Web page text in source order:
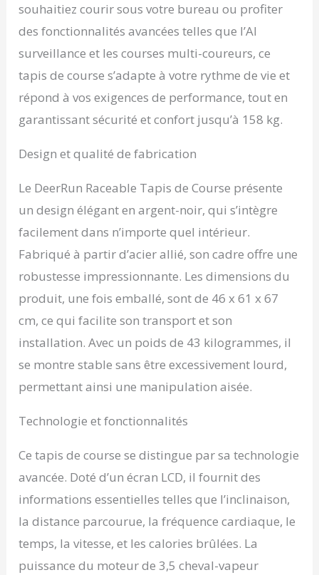
souhaitiez courir sous votre bureau ou profiter
des fonctionnalités avancées telles que l’AI
surveillance et les courses multi-coureurs, ce
tapis de course s’adapte à votre rythme de vie et
répond à vos exigences de performance, tout en
garantissant sécurité et confort jusqu’à 158 kg.
Design et qualité de fabrication
Le DeerRun Raceable Tapis de Course présente
un design élégant en argent-noir, qui s’intègre
facilement dans n’importe quel intérieur.
Fabriqué à partir d’acier allié, son cadre offre une
robustesse impressionnante. Les dimensions du
produit, une fois emballé, sont de 46 x 61 x 67
cm, ce qui facilite son transport et son
installation. Avec un poids de 43 kilogrammes, il
se montre stable sans être excessivement lourd,
permettant ainsi une manipulation aisée.
Technologie et fonctionnalités
Ce tapis de course se distingue par sa technologie
avancée. Doté d’un écran LCD, il fournit des
informations essentielles telles que l’inclinaison,
la distance parcourue, la fréquence cardiaque, le
temps, la vitesse, et les calories brûlées. La
puissance du moteur de 3,5 cheval-vapeur